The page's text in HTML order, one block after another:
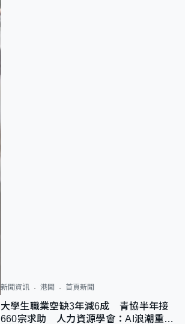
新聞資訊 港聞 首頁新聞
大學生職業空缺3年減6成 青協半年接
660宗求助 人力資源學會：AI浪潮重整